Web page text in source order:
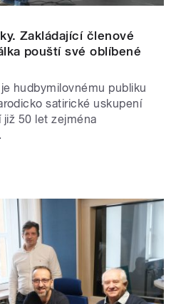
Zakládající členové
pouští své oblíbené
hudbymilovnému publiku
satirické uskupení
50 let zejména